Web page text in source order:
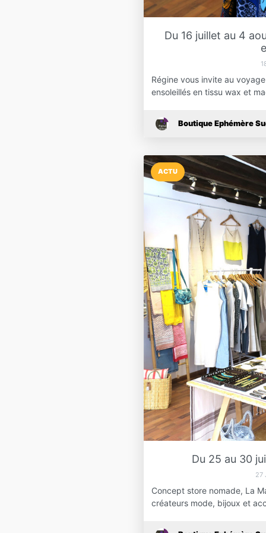
Du 16 juillet au 4
Régine vous invite au
ensoleillés en tissu wax et
Boutique Ephémère
ACTU
Du 25 au 30
27
Concept store nomade, La
créateurs mode, bijoux et